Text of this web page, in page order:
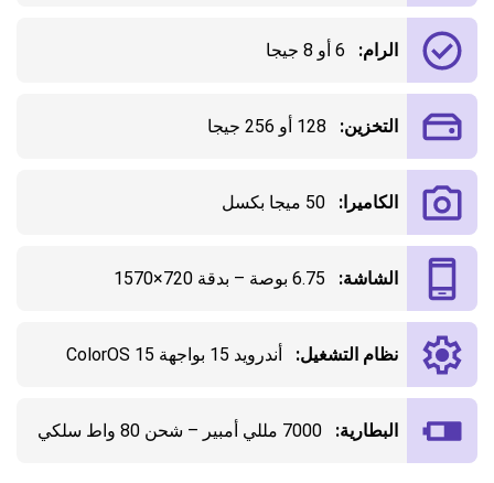
الرام: 6 أو 8 جيجا
التخزين: 128 أو 256 جيجا
الكاميرا: 50 ميجا بكسل
الشاشة: 6.75 بوصة – بدقة 720×1570
نظام التشغيل: أندرويد 15 بواجهة ColorOS 15
البطارية: 7000 مللي أمبير – شحن 80 واط سلكي